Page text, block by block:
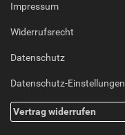
Impressum
Widerrufsrecht
Datenschutz
Datenschutz-Einstellungen
Vertrag widerrufen